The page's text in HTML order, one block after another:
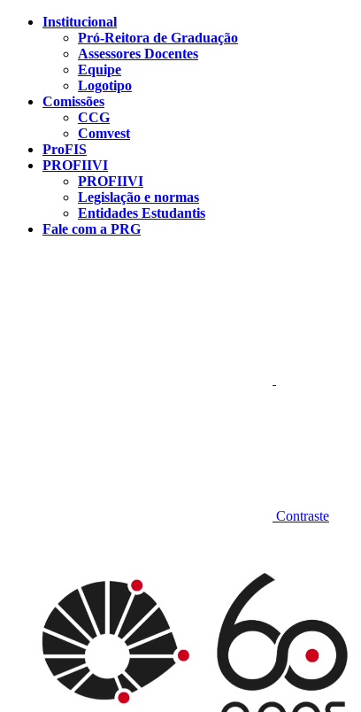
Conteúdo principal
Institucional
Pró-Reitora de Graduação
Assessores Docentes
Equipe
Logotipo
Comissões
CCG
Comvest
ProFIS
PROFIIVI
PROFIIVI
Legislação e normas
Entidades Estudantis
Fale com a PRG
Contraste